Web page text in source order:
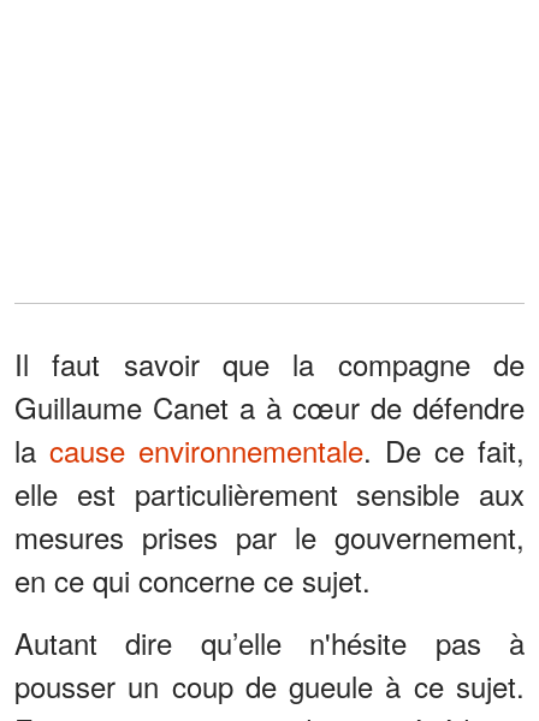
Il faut savoir que la compagne de
Guillaume Canet a à cœur de défendre
la cause environnementale. De ce fait,
elle est particulièrement sensible aux
mesures prises par le gouvernement,
en ce qui concerne ce sujet.
Autant dire qu’elle n'hésite pas à
pousser un coup de gueule à ce sujet.